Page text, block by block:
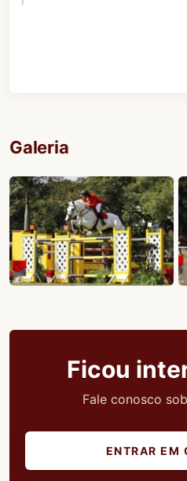
Galeria
Ficou
Fale conosco
ENTRAR EM